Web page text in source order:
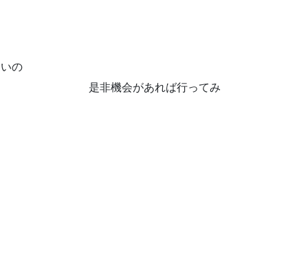
の
れば行ってみ